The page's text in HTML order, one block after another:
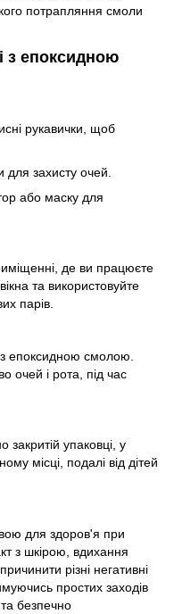
потрапляння смоли
з епоксидною
рукавички, щоб
для захисту очей.
або маску для
де ви працюєте
та використовуйте
парів.
епоксидною смолою.
очей і рота, під час
закритій упаковці, у
місці, подалі від дітей
для здоров'я при
з шкірою, вдихання
різні негативні
простих заходів
безпечно